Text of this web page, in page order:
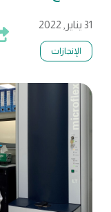
31 يناير, 2022
الإنجازات